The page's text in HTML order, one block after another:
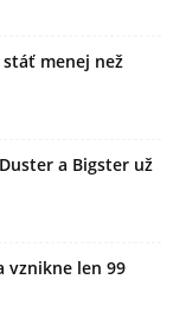
menej než
a Bigster už
vznikne len 99